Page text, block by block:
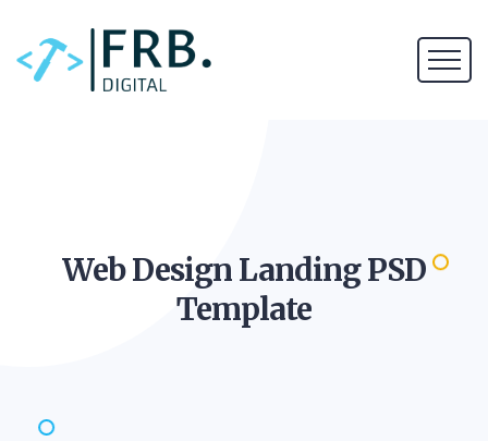
Web Design Landing PSD
Template